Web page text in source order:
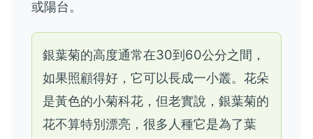
或陽台。
銀葉菊的高度通常在30到60公分之間，
如果照顧得好，它可以長成一小叢。花朵
是黃色的小菊科花，但老實說，銀葉菊的
花不算特別漂亮，很多人種它是為了葉